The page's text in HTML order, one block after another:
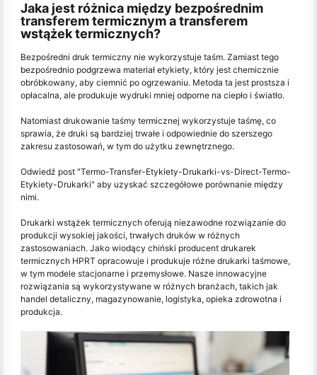
Jaka jest różnica między bezpośrednim
transferem termicznym a transferem
wstążek termicznych?
Bezpośredni druk termiczny nie wykorzystuje taśm. Zamiast tego
bezpośrednio podgrzewa materiał etykiety, który jest chemicznie
obróbkowany, aby ciemnić po ogrzewaniu. Metoda ta jest prostsza i
opłacalna, ale produkuje wydruki mniej odporne na ciepło i światło.
Natomiast drukowanie taśmy termicznej wykorzystuje taśmę, co
sprawia, że druki są bardziej trwałe i odpowiednie do szerszego
zakresu zastosowań, w tym do użytku zewnętrznego.
Odwiedź post "Termo-Transfer-Etykiety-Drukarki-vs-Direct-Termo-
Etykiety-Drukarki" aby uzyskać szczegółowe porównanie między
nimi.
Drukarki wstążek termicznych oferują niezawodne rozwiązanie do
produkcji wysokiej jakości, trwałych druków w różnych
zastosowaniach. Jako wiodący chiński producent drukarek
termicznych HPRT opracowuje i produkuje różne drukarki taśmowe,
w tym modele stacjonarne i przemysłowe. Nasze innowacyjne
rozwiązania są wykorzystywane w różnych branżach, takich jak
handel detaliczny, magazynowanie, logistyka, opieka zdrowotna i
produkcja.